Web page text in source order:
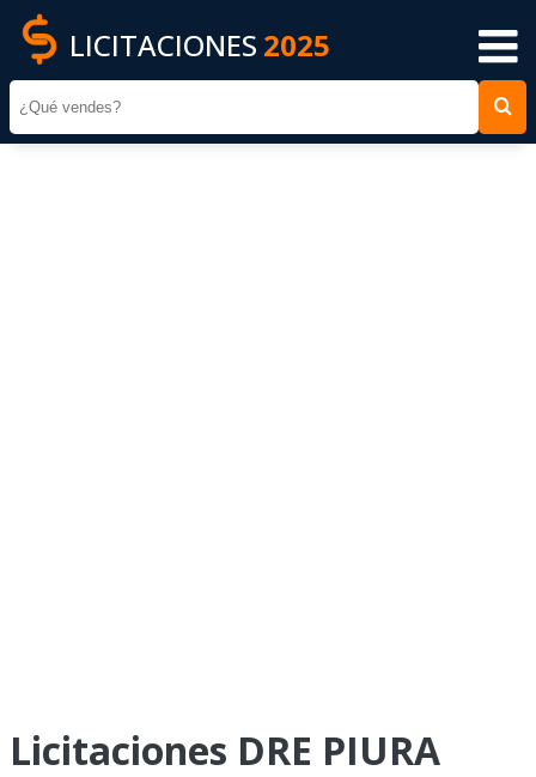
LICITACIONES 2025
Licitaciones DRE PIURA